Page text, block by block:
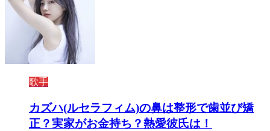
歌手
カズハ(ルセラフィム)の鼻は整形で歯並び矯
正？実家がお金持ち？熱愛彼氏は！